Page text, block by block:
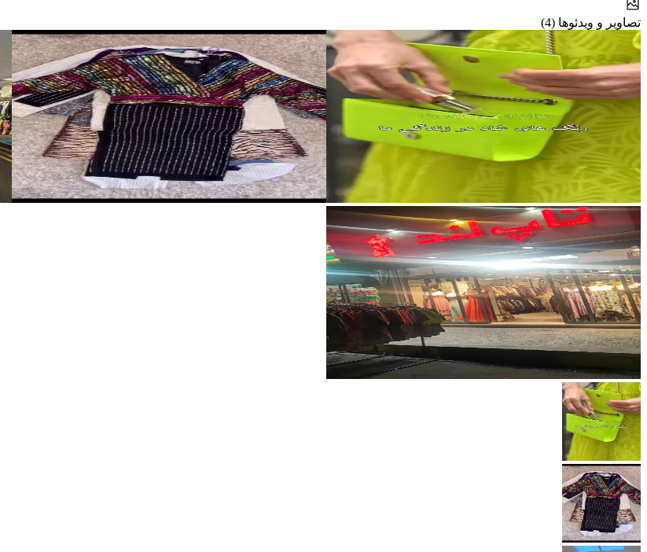
تصاویر و ویدئوها (4)